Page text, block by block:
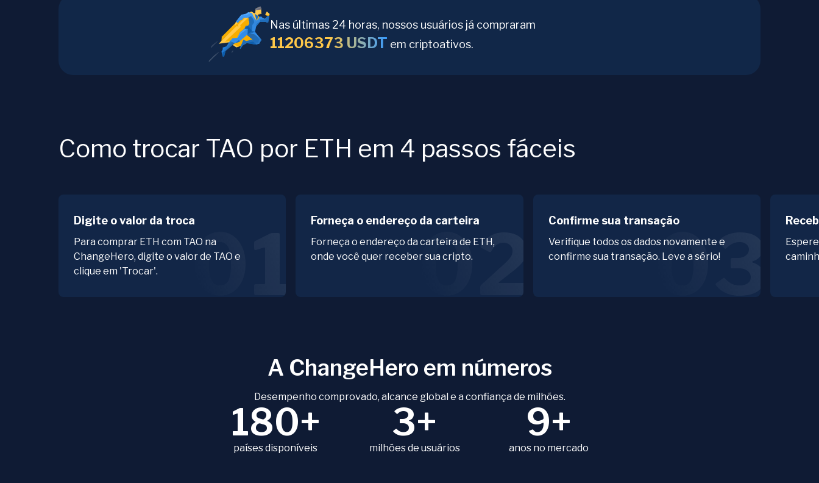
Nas últimas 24 horas, nossos usuários já compraram
11206373 USDT em criptoativos.
Como trocar TAO por ETH em 4 passos fáceis
Digite o valor da troca
Para comprar ETH com TAO na
ChangeHero, digite o valor de TAO e
clique em 'Trocar'.
01 Forneça o endereço da carteira
Forneça o endereço da carteira de ETH,
onde você quer receber sua cripto.
02 Confirme sua transação
Verifique todos os dados novamente e
confirme sua transação. Leve a sério!
03
A ChangeHero em números
Desempenho comprovado, alcance global e a confiança de milhões.
180+
países disponíveis
3+
milhões de usuários
9+
anos no mercado